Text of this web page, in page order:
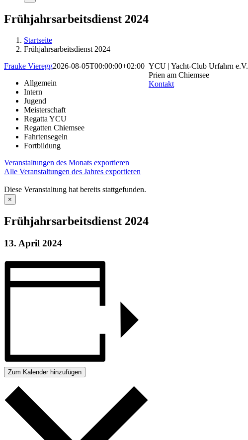
Frühjahrsarbeitsdienst 2024
Startseite
Frühjahrsarbeitsdienst 2024
Frauke Vieregg2026-08-05T00:00:00+02:00
Allgemein
Intern
Jugend
Meisterschaft
Regatta YCU
Regatten Chiemsee
Fahrtensegeln
Fortbildung
Veranstaltungen des Monats exportieren
Alle Veranstaltungen des Jahres exportieren
Diese Veranstaltung hat bereits stattgefunden.
×
Frühjahrsarbeitsdienst 2024
13. April 2024
Zum Kalender hinzufügen
YCU | Yacht-Club Urfahrn e.V.
Prien am Chiemsee
Kontakt